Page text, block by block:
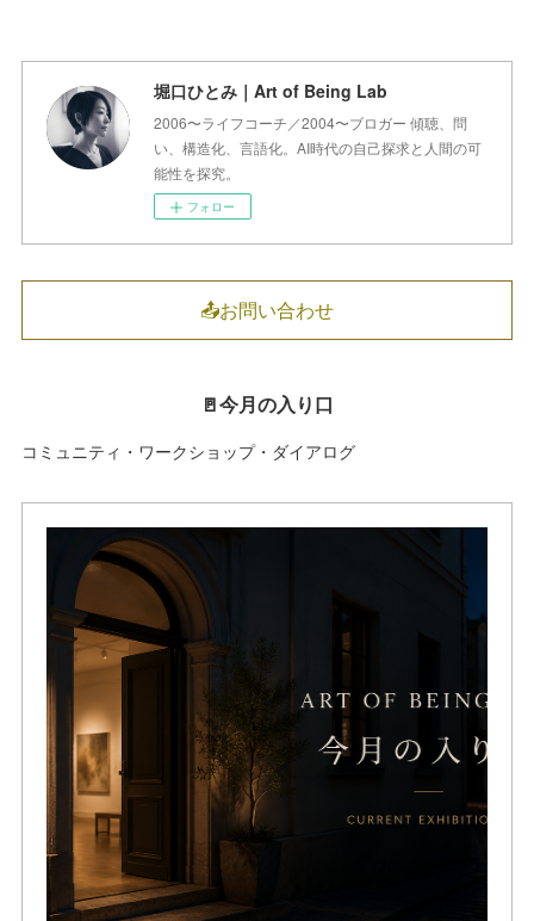
堀口ひとみ｜Art of Being Lab
2006〜ライフコーチ／2004〜ブロガー 傾聴、問
い、構造化、言語化。AI時代の自己探求と人間の可
能性を探究。
フォロー
📤お問い合わせ
🚪今月の入り口
コミュニティ・ワークショップ・ダイアログ